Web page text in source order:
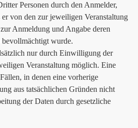
Personen durch den Anmelder,
von den zur jeweiligen Veranstaltung
Anmeldung und Angabe deren
bevollmächtigt wurde.
nur durch Einwilligung der
Veranstaltung möglich. Eine
in denen eine vorherige
aus tatsächlichen Gründen nicht
der Daten durch gesetzliche